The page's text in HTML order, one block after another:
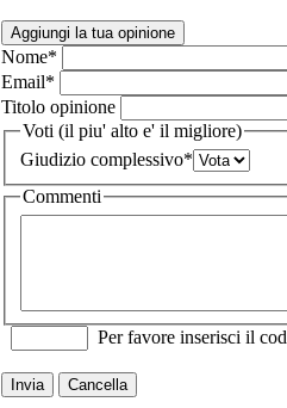
Aggiungi la tua opinione
Nome*
Email*
Titolo opinione
Voti (il piu' alto e' il migliore)
Giudizio complessivo*
Commenti
Per favore inserisci il
Invia Cancella